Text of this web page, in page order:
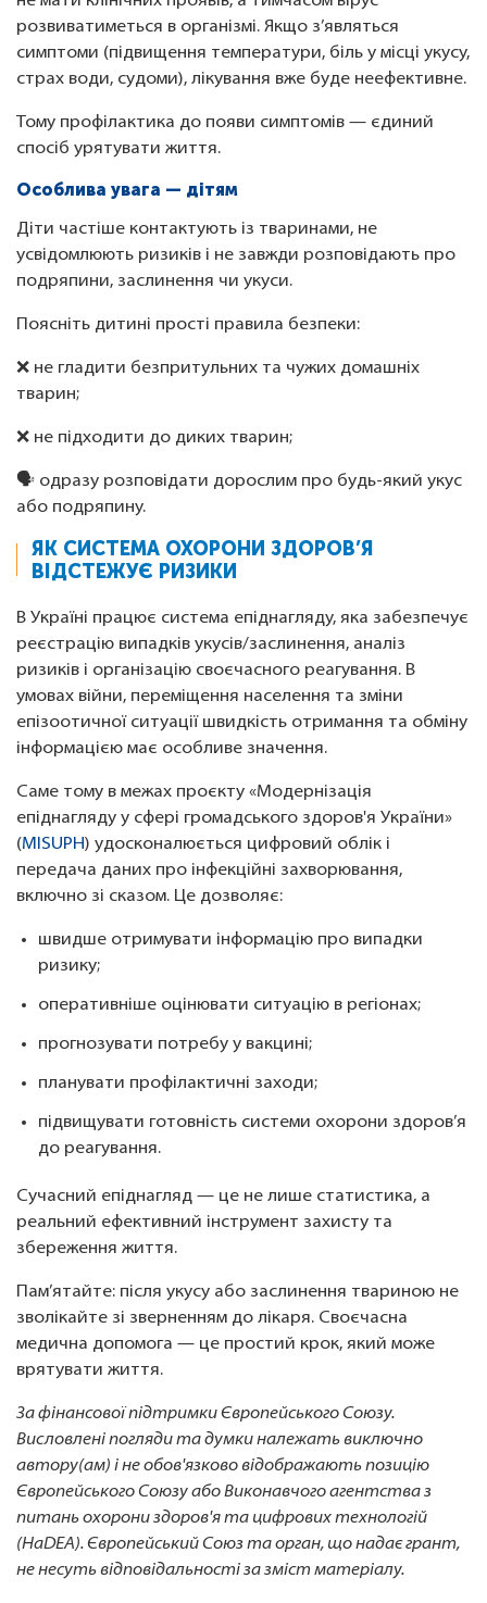
розвиватиметься в організмі. Якщо з’являться
симптоми (підвищення температури, біль у місці укусу,
страх води, судоми), лікування вже буде неефективне.
Тому профілактика до появи симптомів — єдиний
спосіб урятувати життя.
Особлива увага — дітям
Діти частіше контактують із тваринами, не
усвідомлюють ризиків і не завжди розповідають про
подряпини, заслинення чи укуси.
Поясніть дитині прості правила безпеки:
❌ не гладити безпритульних та чужих домашніх
тварин;
❌ не підходити до диких тварин;
🗣️ одразу розповідати дорослим про будь-який укус
або подряпину.
ЯК СИСТЕМА ОХОРОНИ ЗДОРОВ’Я
ВІДСТЕЖУЄ РИЗИКИ
В Україні працює система епіднагляду, яка забезпечує
реєстрацію випадків укусів/заслинення, аналіз
ризиків і організацію своєчасного реагування. В
умовах війни, переміщення населення та зміни
епізоотичної ситуації швидкість отримання та обміну
інформацією має особливе значення.
Саме тому в межах проєкту «Модернізація
епіднагляду у сфері громадського здоров'я України»
(MISUPH) удосконалюється цифровий облік і
передача даних про інфекційні захворювання,
включно зі сказом. Це дозволяє:
швидше отримувати інформацію про випадки
ризику;
оперативніше оцінювати ситуацію в регіонах;
прогнозувати потребу у вакцині;
планувати профілактичні заходи;
підвищувати готовність системи охорони здоров’я
до реагування.
Сучасний епіднагляд — це не лише статистика, а
реальний ефективний інструмент захисту та
збереження життя.
Пам’ятайте: після укусу або заслинення твариною не
зволікайте зі зверненням до лікаря. Своєчасна
медична допомога — це простий крок, який може
врятувати життя.
За фінансової підтримки Європейського Союзу.
Висловлені погляди та думки належать виключно
автору(ам) і не обов'язково відображають позицію
Європейського Союзу або Виконавчого агентства з
питань охорони здоров'я та цифрових технологій
(HaDEA). Європейський Союз та орган, що надає грант,
не несуть відповідальності за зміст матеріалу.